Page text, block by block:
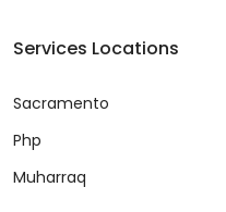
Services Locations
Sacramento
Php
Muharraq